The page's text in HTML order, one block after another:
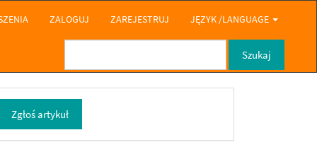
ZALOGUJ ZAREJESTRUJ JĘZYK /LANGUAGE
Szukaj
Zgłoś artykuł